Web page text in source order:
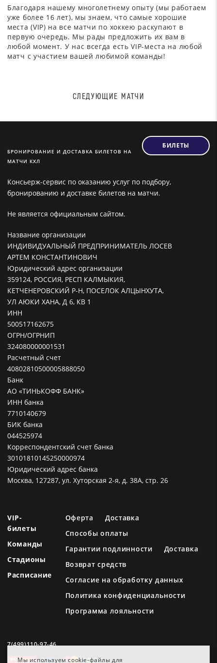
Мы используем cookie-файлы для
Благодаря нашему многолетнему опыту (мы работаем
уже более 16 лет), мы знаем, что самые хорошие
места (VIP) на все матчи по хоккею раскупают в
первую очередь. Мы рады предложить их вам в
любой момент. У нас всегда есть VIP-места на любой
матч с участием вашей любимой команды!
СЛЕДУЮЩИЕ МАТЧИ
БРОНИРОВАНИЕ И ДОСТАВКА БИЛЕТОВ НА
МАТЧИ КХЛ
БИЛЕТЫ
Консьерж-сервис по оказанию услуг по подбору,
бронированию и доставке билетов на матчи.
Не является официальным сайтом.
Название организации
ИНДИВИДУАЛЬНЫЙ ПРЕДПРИНИМАТЕЛЬ ЛОСЕВ
АРТЕМ КОНСТАНТИНОВИЧ
Юридический адрес организации
359124, РОССИЯ, РЕСП КАЛМЫКИЯ,
КЕТЧЕНЕРОВСКИЙ Р-Н, ПОСЕЛОК АЛЦЫНХУТА,
УЛ АЮКИ ХАНА, Д 6, КВ 1
ИНН
500517162675
ОГРН/ОГРНИП
324080000001531
Расчетный счет
40802810500005888050
Банк
АО «ТИНЬКОФФ БАНК»
ИНН банка
7710140679
БИК банка
044525974
Корреспондентский счет банка
30101810145250000974
Юридический адрес банка
Москва, 127287, ул. Хуторская 2-я, д. 38А, стр. 26
VIP-
билеты
Команды
Стадионы
Расписание
Оферта
Доставка
Способы оплаты
Гарантии подлинности
Доставка
Возврат средств
Согласие на обработку данных
Политика конфиденциальности
Программа лояльности
7(499)110-97-46